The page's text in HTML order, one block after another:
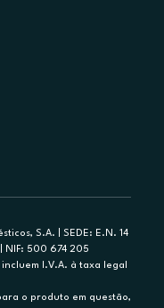
S.A. | SEDE: E.N. 14
NIF: 500 674 205
I.V.A. à taxa legal
o produto em questão,